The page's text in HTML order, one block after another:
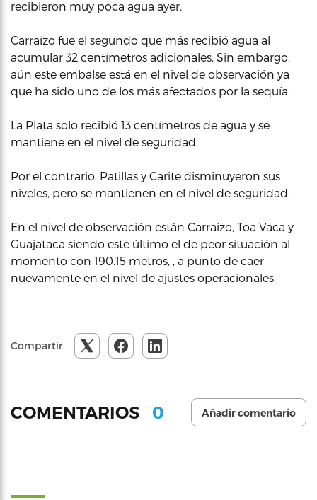
recibieron muy poca agua ayer.
Carraízo fue el segundo que más recibió agua al
acumular 32 centímetros adicionales. Sin embargo,
aún este embalse está en el nivel de observación ya
que ha sido uno de los más afectados por la sequía.
La Plata solo recibió 13 centímetros de agua y se
mantiene en el nivel de seguridad.
Por el contrario, Patillas y Carite disminuyeron sus
niveles, pero se mantienen en el nivel de seguridad.
En el nivel de observación están Carraízo, Toa Vaca y
Guajataca siendo este último el de peor situación al
momento con 190.15 metros, , a punto de caer
nuevamente en el nivel de ajustes operacionales.
Compartir
COMENTARIOS 0 Añadir comentario